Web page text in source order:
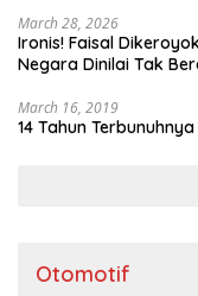
March 28, 2026
Ironis! Faisal
Negara Dinilai Tak
March 16, 2019
14 Tahun
Otomotif